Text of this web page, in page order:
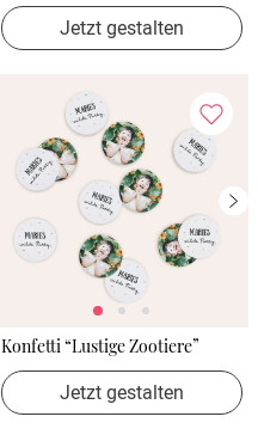
Jetzt gestalten
Konfetti “Lustige Zootiere”
Jetzt gestalten